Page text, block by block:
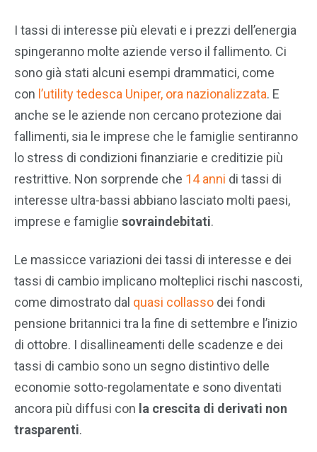
I tassi di interesse più elevati e i prezzi dell’energia
spingeranno molte aziende verso il fallimento. Ci
sono già stati alcuni esempi drammatici, come
con l’utility tedesca Uniper, ora nazionalizzata. E
anche se le aziende non cercano protezione dai
fallimenti, sia le imprese che le famiglie sentiranno
lo stress di condizioni finanziarie e creditizie più
restrittive. Non sorprende che 14 anni di tassi di
interesse ultra-bassi abbiano lasciato molti paesi,
imprese e famiglie sovraindebitati.
Le massicce variazioni dei tassi di interesse e dei
tassi di cambio implicano molteplici rischi nascosti,
come dimostrato dal quasi collasso dei fondi
pensione britannici tra la fine di settembre e l’inizio
di ottobre. I disallineamenti delle scadenze e dei
tassi di cambio sono un segno distintivo delle
economie sotto-regolamentate e sono diventati
ancora più diffusi con la crescita di derivati non
trasparenti.